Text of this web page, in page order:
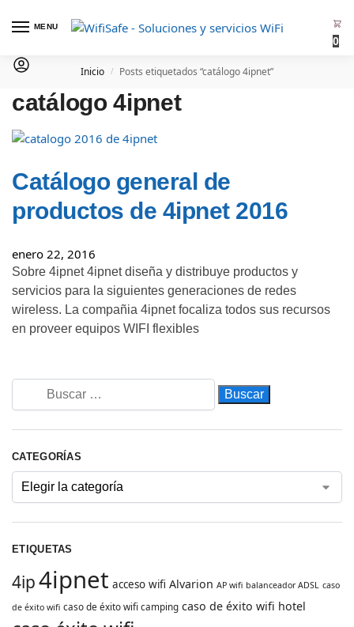
MENU
0
Inicio / Posts etiquetados “catálogo 4ipnet”
catálogo 4ipnet
Catálogo general de
productos de 4ipnet 2016
enero 22, 2016
Sobre 4ipnet 4ipnet diseña y distribuye productos y
servicios para la siguientes generaciones de redes
wireless. La compañia 4ipnet focaliza todos sus recursos
en proveer equipos WIFI flexibles
CATEGORÍAS
ETIQUETAS
4ip4ipnet acceso wifi Alvarion AP wifi balanceador ADSL caso
de éxito wifi caso de éxito wifi camping caso de éxito wifi hotel